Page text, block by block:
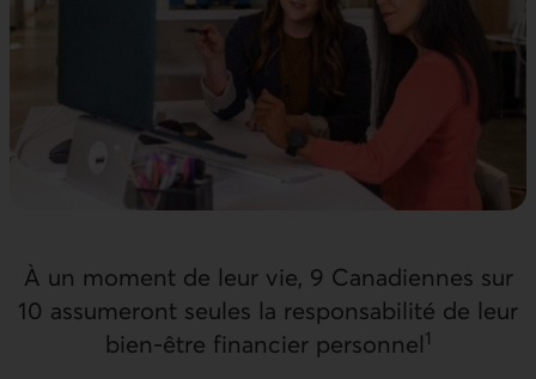
À un moment de leur vie, 9 Canadiennes sur
10 assumeront seules la responsabilité de leur
bien-être financier personnel1